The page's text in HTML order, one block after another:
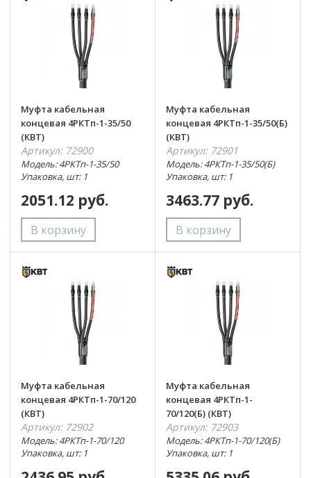
Муфта кабельная
концевая 4РКТп-1-35/50
(КВТ)
Артикул: 72900
Модель: 4РКТп-1-35/50
Упаковка, шт: 1
2051.12 руб.
Муфта кабельная
концевая 4РКТп-1-35/50(Б)
(КВТ)
Артикул: 72901
Модель: 4РКТп-1-35/50(Б)
Упаковка, шт: 1
3463.77 руб.
Муфта кабельная
концевая 4РКТп-1-70/120
(КВТ)
Артикул: 72902
Модель: 4РКТп-1-70/120
Упаковка, шт: 1
Муфта кабельная
концевая 4РКТп-1-
70/120(Б) (КВТ)
Артикул: 72903
Модель: 4РКТп-1-70/120(Б)
Упаковка, шт: 1